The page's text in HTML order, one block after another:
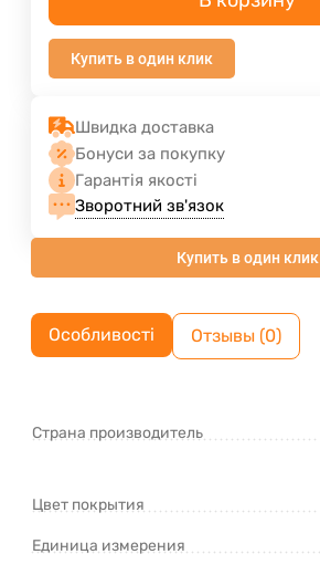
Купить в один клик
Швидка доставка
Бонуси за покупку
Гарантія якості
Зворотний зв'язок
Купить в один клик
Особливості Отзывы (0)
Страна производитель
Цвет покрытия
Единица измерения